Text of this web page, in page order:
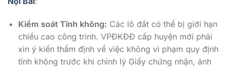
Kiểm soát Tĩnh không: Các lô đất có thể bị giới hạn
chiều cao công trình. VPĐKĐĐ cấp huyện mới phải
xin ý kiến thẩm định về việc không vi phạm quy định
tĩnh không trước khi chỉnh lý Giấy chứng nhận, ảnh